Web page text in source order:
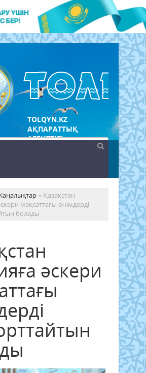
TOLQYN.KZ
АҚПАРАТТЫҚ
АГЕНТТІГІ
» Қазақстан
мақсаттағы өнімдерді
болады
әскери